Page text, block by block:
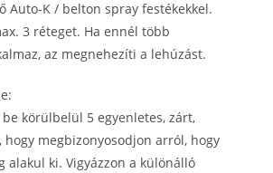
Auto-K / belton spray festékekkel.
3 réteget. Ha ennél több
az megnehezíti a lehúzást.
körülbelül 5 egyenletes, zárt,
hogy megbizonyosodjon arról, hogy
alakul ki. Vigyázzon a különálló